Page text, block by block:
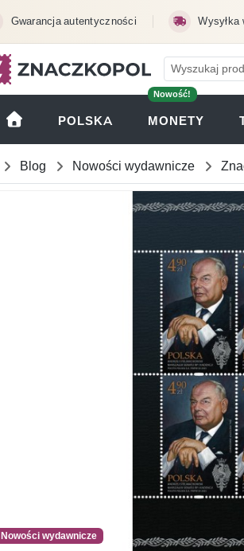
Gwarancja autentyczności Wysyłka
POLSKA
Nowość!
MONETY
Blog Nowości wydawnicze
Nowości wydawnicze